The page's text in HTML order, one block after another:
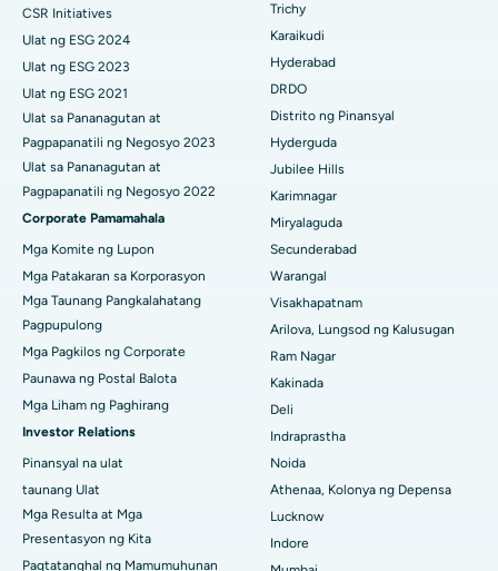
Maghanap ng Pangkalahatang Siruhano
Pinakamahusay na Ospital sa Unit-15, Bhubaneswar
Pinakamahusay na Ospital sa Seepat Road, Bilaspur
Pinakamahusay na Ospital sa Ellisbridge, Ahmedabad
Pinakamahusay na Ospital sa New Delhi
Pinakamahusay na Ospital sa DRDO, Hyderabad
Pinakamahusay na Ospital sa GS Road, Guwahati
Pinakamahusay na Ospital sa Hyderguda, Hyderabad
Pinakamahusay na Ospital sa Vijay Nagar, Indore
Pinakamahusay na Ospital sa Suryaraopeta Main Road,
Kakinada
Pinakamahusay na Ospital sa CBD Belapur, Navi Mumbai
Pinakamahusay na Ospital sa Panchavati, Nashik
Brachytherapy
Colonoscopy
Polypectomy
Deep Brain Stimulation
Peritoneyal Dialysis
Parathyroidectomy
Cytoreductive Surgery
Ceramic Kabuuang Pagpapalit ng Tuhod
ERCP
CSR Initiatives
Ulat ng ESG 2024
Ulat ng ESG 2023
Ulat ng ESG 2021
Ulat sa Pananagutan at
Pagpapanatili ng Negosyo 2023
Ulat sa Pananagutan at
Pagpapanatili ng Negosyo 2022
Corporate Pamamahala
Mga Komite ng Lupon
Mga Patakaran sa Korporasyon
Mga Taunang Pangkalahatang
Pagpupulong
Mga Pagkilos ng Corporate
Paunawa ng Postal Balota
Mga Liham ng Paghirang
Investor Relations
Pinansyal na ulat
taunang Ulat
Mga Resulta at Mga
Presentasyon ng Kita
Pagtatanghal ng Mamumuhunan
Trichy
Karaikudi
Hyderabad
DRDO
Distrito ng Pinansyal
Hyderguda
Jubilee Hills
Karimnagar
Miryalaguda
Secunderabad
Warangal
Visakhapatnam
Arilova, Lungsod ng Kalusugan
Ram Nagar
Kakinada
Deli
Indraprastha
Noida
Athenaa, Kolonya ng Depensa
Lucknow
Indore